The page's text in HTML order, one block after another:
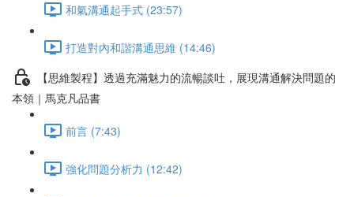
和氣溝通起手式 (23:57)
打造對內和諧溝通思維 (14:46)
【思維製程】透過充滿魅力的流暢談吐，展現溝通解決問題的
本領｜馬克凡品書
前言 (7:43)
強化問題分析力 (12:42)